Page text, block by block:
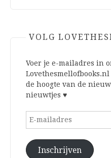
VOLG
Voer je e-mailadres in
de hoogte van de
nieuwtjes ♥
E-
Inschrijven